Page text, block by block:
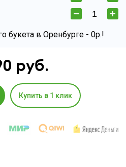
букета в Оренбурге - 0р.!
руб.
Купить в 1 клик